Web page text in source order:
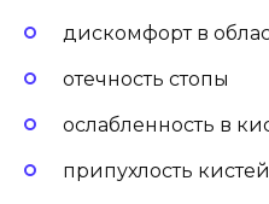
дискомфорт в
отечность стопы
ослабленность в
припухлость кистей